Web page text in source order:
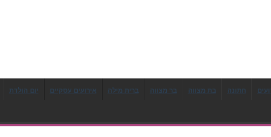
חתונה בת מצווה בר מצווה ברית מילה אירועים עסקיים יום הולדת